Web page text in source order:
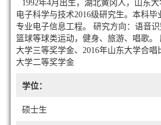
1992年4月出生，湖北黄冈人，山东
电子科学与技术2016级研究生。本科
专业电子信息工程。 研究方向：语音识
篮球等球类运动，健身、旅游、唱歌。
大学三等奖学金、2016年山东大学合唱
大学二等奖学金
学位：
硕士生